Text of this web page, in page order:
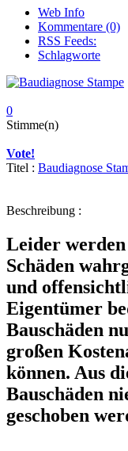
Web Info
Kommentare (0)
RSS Feeds:
Schlagworte
0
Stimme(n)
Vote!
Titel : Baudiagnose
Beschreibung :
Leider werden
Schäden
und
Eigentümer
Bauschäden
großen
können. Aus
Bauschäden
geschoben